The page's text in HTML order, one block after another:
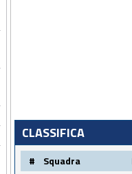
CLASSIFICA
# Squadra